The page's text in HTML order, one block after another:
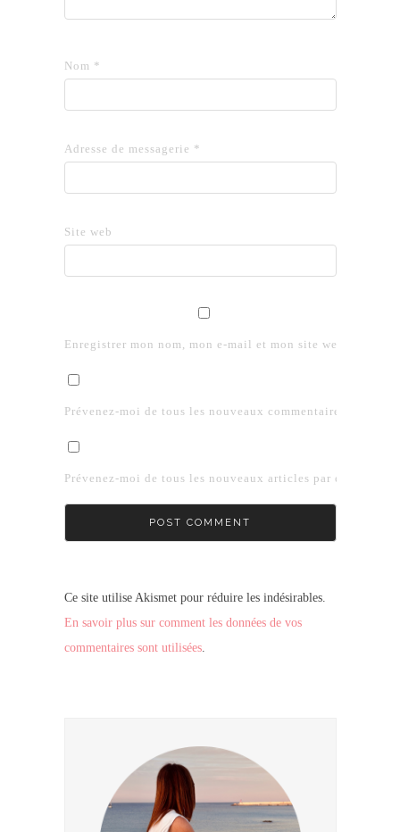
Nom *
Adresse de messagerie *
Site web
Enregistrer mon nom, mon e-mail et mon site web dans le
Prévenez-moi de tous les nouveaux commentaires par e-
Prévenez-moi de tous les nouveaux articles par e-mail.
Ce site utilise Akismet pour réduire les indésirables.
En savoir plus sur comment les données de vos
commentaires sont utilisées.